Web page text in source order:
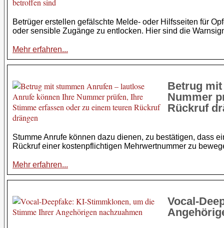
Betrüger erstellen gefälschte Melde- oder Hilfsseiten für
oder sensible Zugänge zu entlocken. Hier sind die
Mehr erfahren...
Betrug
Nummer
Rückruf
Stumme Anrufe können dazu dienen, zu bestätigen, dass
Rückruf einer kostenpflichtigen Mehrwertnummer zu
Mehr erfahren...
Vocal-